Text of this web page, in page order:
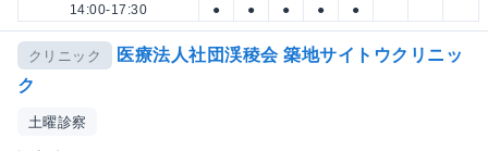
14:00-17:30
● ● ● ● ●
クリニック
医療法人社団渓稜会 築地サイトウクリニッ
ク
土曜診察